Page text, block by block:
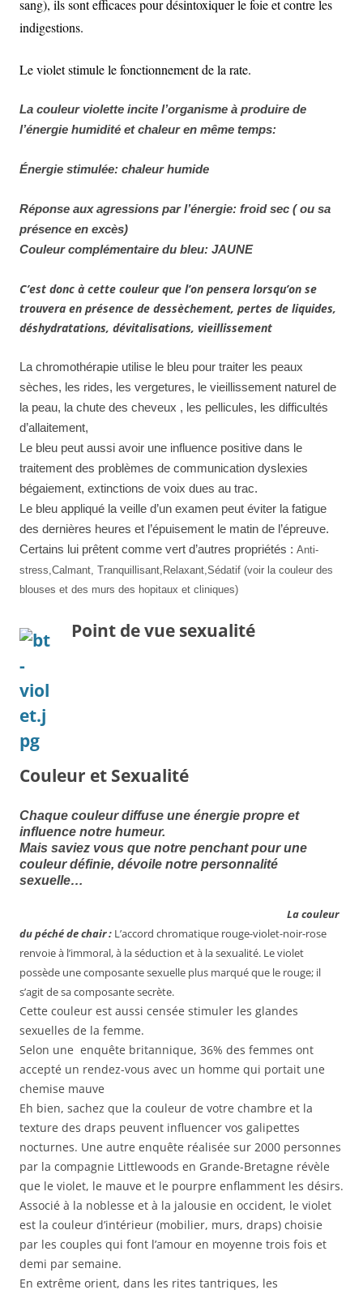
sang), ils sont efficaces pour désintoxiquer le foie et contre les
indigestions.
Le violet stimule le fonctionnement de la rate.
La couleur violette incite l’organisme à produire de
l’énergie humidité et chaleur en même temps:
Énergie stimulée: chaleur humide
Réponse aux agressions par l’énergie: froid sec ( ou sa
présence en excès)
Couleur complémentaire du bleu: JAUNE
C’est donc à cette couleur que l’on pensera lorsqu’on se
trouvera en présence de dessèchement, pertes de liquides,
déshydratations, dévitalisations, vieillissement
La chromothérapie utilise le bleu pour traiter les peaux
sèches, les rides, les vergetures, le vieillissement naturel de
la peau, la chute des cheveux , les pellicules, les difficultés
d’allaitement,
Le bleu peut aussi avoir une influence positive dans le
traitement des problèmes de communication dyslexies
bégaiement, extinctions de voix dues au trac.
Le bleu appliqué la veille d’un examen peut éviter la fatigue
des dernières heures et l’épuisement le matin de l’épreuve.
Certains lui prêtent comme vert d’autres propriétés : Anti-
stress,Calmant, Tranquillisant, Relaxant,Sédatif (voir la couleur des
blouses et des murs des hopitaux et cliniques)
Point de vue sexualité
Couleur et Sexualité
Chaque couleur diffuse une énergie propre et
influence notre humeur.
Mais saviez vous que notre penchant pour une
couleur définie, dévoile notre personnalité
sexuelle…
La couleur
du péché de chair : L’accord chromatique rouge-violet-noir-rose
renvoie à l’immoral, à la séduction et à la sexualité. Le violet
possède une composante sexuelle plus marqué que le rouge; il
s’agit de sa composante secrète.
Cette couleur est aussi censée stimuler les glandes
sexuelles de la femme.
Selon une enquête britannique, 36% des femmes ont
accepté un rendez-vous avec un homme qui portait une
chemise mauve
Eh bien, sachez que la couleur de votre chambre et la
texture des draps peuvent influencer vos galipettes
nocturnes. Une autre enquête réalisée sur 2000 personnes
par la compagnie Littlewoods en Grande-Bretagne révèle
que le violet, le mauve et le pourpre enflamment les désirs.
Associé à la noblesse et à la jalousie en occident, le violet
est la couleur d’intérieur (mobilier, murs, draps) choisie
par les couples qui font l’amour en moyenne trois fois et
demi par semaine.
En extrême orient, dans les rites tantriques, les